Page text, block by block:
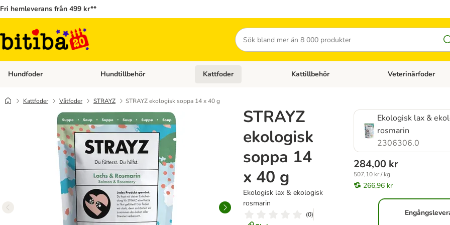
Fri hemleverans från 499 kr**
Sök
Hundfoder Open category menu: Hundfoder
Hundtillbehör Open category menu: Hundtillbehör
Kattfoder Open category menu: Kattfoder
Kattillbehör Open category menu:
Veterinärfoder
Kattfoder Våtfoder STRAYZ STRAYZ ekologisk soppa 14 x 40 g
STRAYZ
ekologisk
soppa 14
x 40 g
Ekologisk lax & ekologisk
rosmarin
(0)
Ekologisk lax &
rosmarin
2306306.0
284,00 kr
507,10 kr / kg
266,96 kr